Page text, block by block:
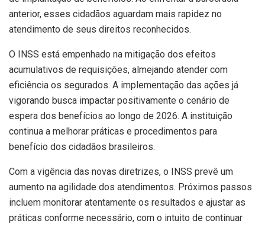
anterior, esses cidadãos aguardam mais rapidez no
atendimento de seus direitos reconhecidos.
O INSS está empenhado na mitigação dos efeitos
acumulativos de requisições, almejando atender com
eficiência os segurados. A implementação das ações já
vigorando busca impactar positivamente o cenário de
espera dos benefícios ao longo de 2026. A instituição
continua a melhorar práticas e procedimentos para
benefício dos cidadãos brasileiros.
Com a vigência das novas diretrizes, o INSS prevê um
aumento na agilidade dos atendimentos. Próximos passos
incluem monitorar atentamente os resultados e ajustar as
práticas conforme necessário, com o intuito de continuar